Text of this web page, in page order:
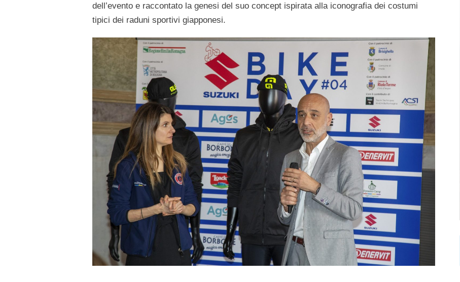
dell’evento e raccontato la genesi del suo concept ispirata alla iconografia dei costumi
tipici dei raduni sportivi giapponesi.